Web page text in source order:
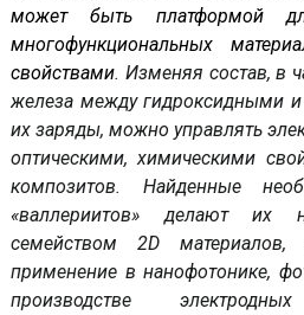
может быть платформой
многофункциональных
свойствами. Изменяя состав, в
железа между гидроксидными
их заряды, можно управлять
оптическими, химическими
композитов. Найденные
«валлериитов» делают их
семейством 2D материалов,
применение в нанофотонике,
производстве